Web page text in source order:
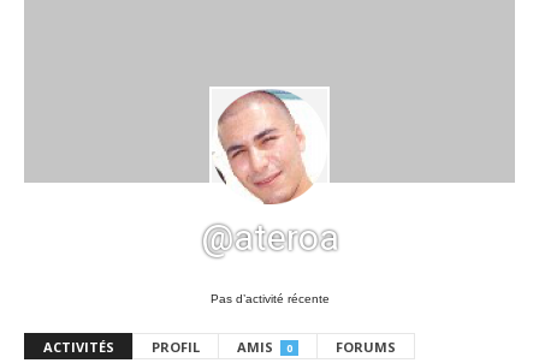
@ateroa
Pas d’activité récente
ACTIVITÉS PROFIL AMIS 0 FORUMS